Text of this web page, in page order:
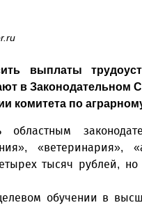
выплаты
в Законодательном
комитета по
«ветеринария»,
тысяч рублей,
обучении в